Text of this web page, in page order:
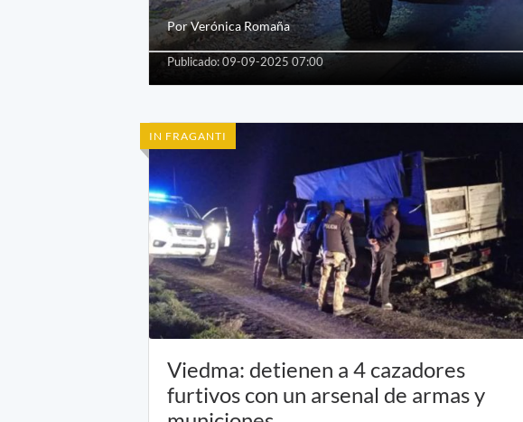
Por Verónica Romaña
Publicado: 09-09-2025 07:00
IN FRAGANTI
Viedma: detienen a 4 cazadores
furtivos con un arsenal de armas y